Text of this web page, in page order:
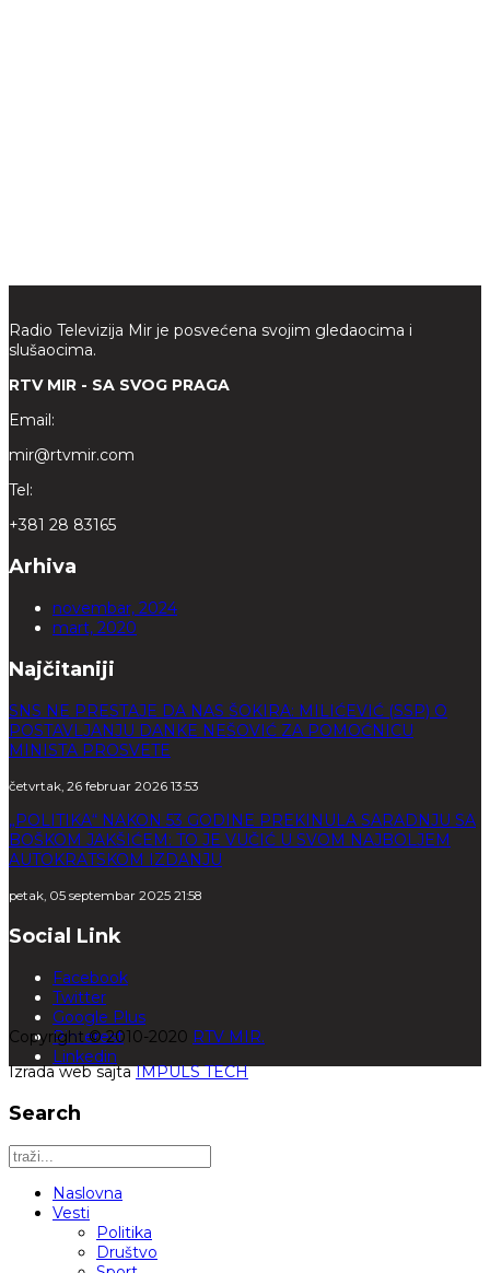
Radio Televizija Mir je posvećena svojim gledaocima i
slušaocima.
RTV MIR - SA SVOG PRAGA
Email:
mir@rtvmir.com
Tel:
+381 28 83165
Arhiva
novembar, 2024
mart, 2020
Najčitaniji
SNS NE PRESTAJE DA NAS ŠOKIRA: MILIĆEVIĆ (SSP) O
POSTAVLJANJU DANKE NEŠOVIĆ ZA POMOĆNICU
MINISTA PROSVETE
četvrtak, 26 februar 2026 13:53
„POLITIKA“ NAKON 53 GODINE PREKINULA SARADNJU SA
BOŠKOM JAKŠIĆEM: TO JE VUČIĆ U SVOM NAJBOLJEM
AUTOKRATSKOM IZDANJU
petak, 05 septembar 2025 21:58
Social Link
Facebook
Twitter
Google Plus
Pinterest
Linkedin
Copyright © 2010-2020 RTV MIR.
Izrada web sajtaIMPULS TECH
Search
Naslovna
Vesti
Politika
Društvo